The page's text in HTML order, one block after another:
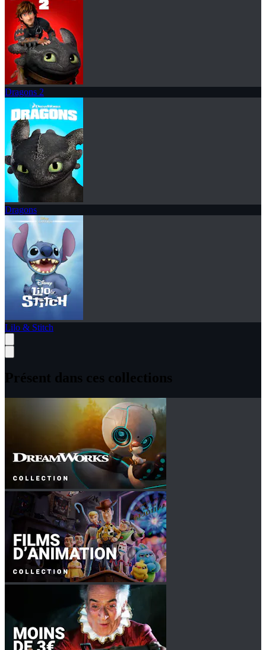
Dragons 2
Dragons
Lilo & Stitch
Présent dans ces collections